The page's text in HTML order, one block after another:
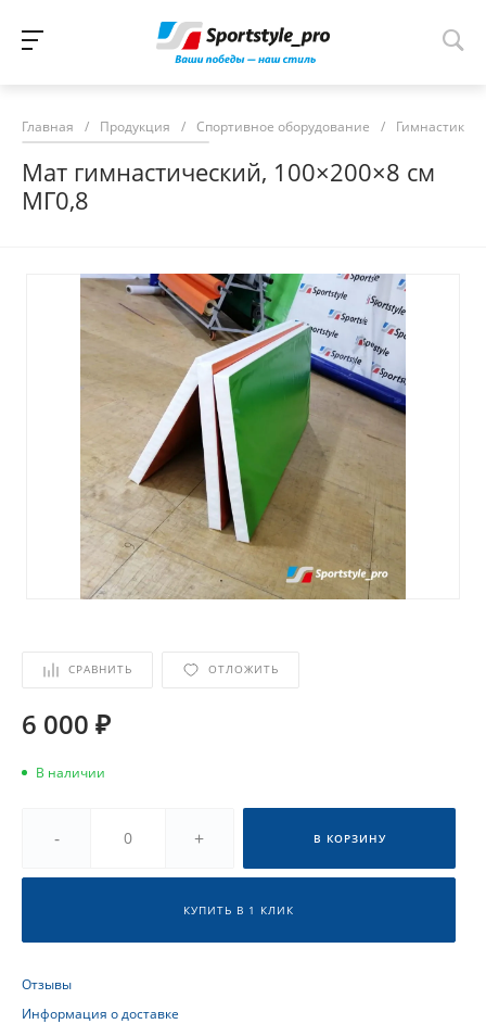
Главная / Продукция / Спортивное оборудование / Гимнастика,
Мат гимнастический, 100×200×8 см
МГ0,8
СРАВНИТЬ ОТЛОЖИТЬ
6 000 ₽
В наличии
- + В КОРЗИНУ
КУПИТЬ В 1 КЛИК
Отзывы
Информация о доставке